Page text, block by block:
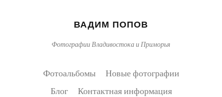
ВАДИМ ПОПОВ
Фотографии Владивостока и Приморья
Фотоальбомы
Новые фотографии
Блог
Контактная информация